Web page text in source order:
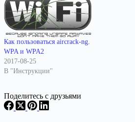
Как пользоваться aircrack-ng.
WPA и WPA2
2017-08-25
В "Инструкции"
Поделитесь с друзьями